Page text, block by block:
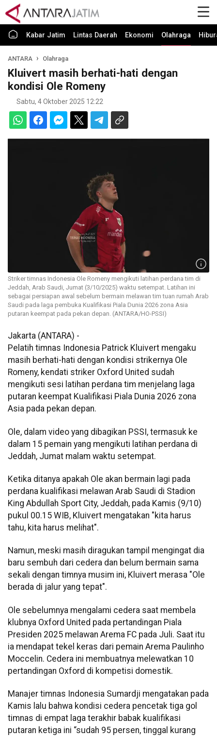
Kabar Jatim Lintas Daerah Ekonomi Olahraga
ANTARA Olahraga
Kluivert masih berhati-hati dengan
kondisi Ole Romeny
Sabtu, 4 Oktober 2025 12:22
Striker timnas Indonesia Ole Romeny mengikuti latihan perdana tim di
Jeddah, Arab Saudi, Jumat (3/10/2025) waktu setempat. Latihan ini
sebagai persiapan awal sebelum bermain melawan tim tuan rumah Arab
Saudi pada laga pembuka Kualifikasi Piala Dunia 2026 zona Asia
putaran keempat pada pekan depan. (ANTARA/HO-PSSI)
Jakarta (ANTARA) -
Pelatih timnas Indonesia Patrick Kluivert mengaku
masih berhati-hati dengan kondisi strikernya Ole
Romeny, kendati striker Oxford United sudah
mengikuti sesi latihan perdana tim menjelang laga
putaran keempat Kualifikasi Piala Dunia 2026 zona
Asia pada pekan depan.
Ole, dalam video yang dibagikan PSSI, termasuk ke
dalam 15 pemain yang mengikuti latihan perdana di
Jeddah, Jumat malam waktu setempat.
Ketika ditanya apakah Ole akan bermain lagi pada
perdana kualifikasi melawan Arab Saudi di Stadion
King Abdullah Sport City, Jeddah, pada Kamis (9/10)
pukul 00.15 WIB, Kluivert mengatakan "kita harus
tahu, kita harus melihat".
Namun, meski masih diragukan tampil mengingat dia
baru sembuh dari cedera dan belum bermain sama
sekali dengan timnya musim ini, Kluivert merasa "Ole
berada di jalur yang tepat".
Ole sebelumnya mengalami cedera saat membela
klubnya Oxford United pada pertandingan Piala
Presiden 2025 melawan Arema FC pada Juli. Saat itu
ia mendapat tekel keras dari pemain Arema Paulinho
Moccelin. Cedera ini membuatnya melewatkan 10
pertandingan Oxford di kompetisi domestik.
Manajer timnas Indonesia Sumardji mengatakan pada
Kamis lalu bahwa kondisi cedera pencetak tiga gol
timnas di empat laga terakhir babak kualifikasi
putaran ketiga ini “sudah 95 persen, tinggal kurang